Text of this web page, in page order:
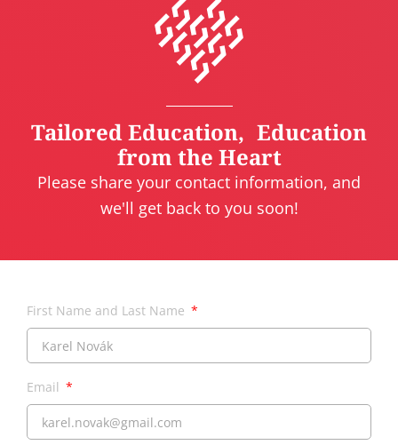
Tailored Education, Education
from the Heart
Please share your contact information, and
we'll get back to you soon!
First Name and Last Name
Email